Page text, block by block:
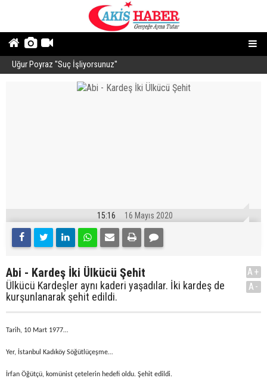
Uğur Poyraz ''Suç İşliyorsunuz''
15:16 16 Mayıs 2020
Abi - Kardeş İki Ülkücü Şehit
Ülkücü Kardeşler aynı kaderi yaşadılar. İki kardeş de
kurşunlanarak şehit edildi.
A+
A-
Tarih, 10 Mart 1977…
Yer, İstanbul Kadıköy Söğütlüçeşme…
İrfan Öğütçü, komünist çetelerin hedefi oldu. Şehit edildi.